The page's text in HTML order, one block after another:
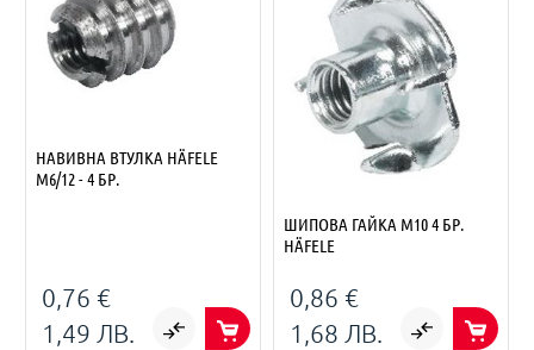
НАВИВНА ВТУЛКА HÄFELE
M6/12 - 4 БР.
0,76 €
1,49 ЛВ.
ШИПОВА ГАЙКА M10 4 БР.
HÄFELE
0,86 €
1,68 ЛВ.